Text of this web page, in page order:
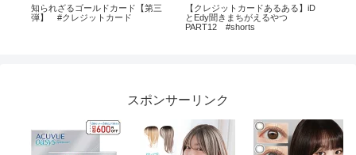
知られざるゴールドカード【第三
弾】 #クレジットカード
【クレジットカードあるある】iD
とEdy聞きまちがえるやつ
PART12 #shorts
スポンサーリンク